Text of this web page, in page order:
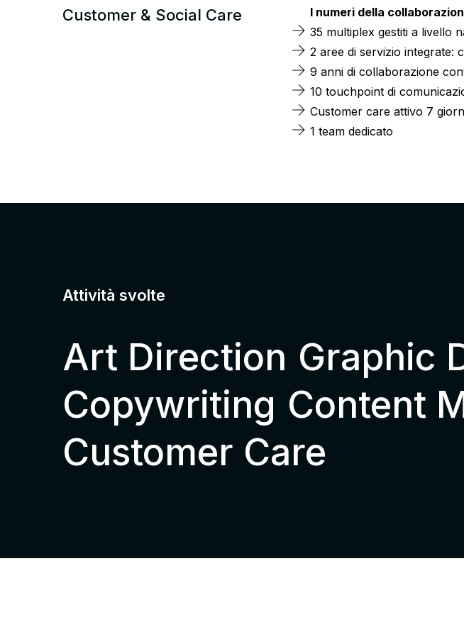
Customer & Social Care
I numeri della
35 multiplex gestiti a livello
2 aree di servizio integrate:
9 anni di collaborazione
10 touchpoint di
Customer care attivo 7
1 team dedicato
Attività svolte
Art Direction Graphic
Copywriting Content
Customer Care